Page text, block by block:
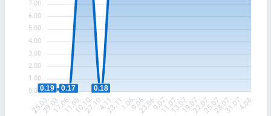
7.00
6.00
5.00
4.00
3.00
2.00
1.00
0.000.19 0.17 0.18
25.03.29.03.17.06.11.08.10.10.27.10.4.11.23.11.1.06.9.06.23.06.9.07.11.07.13.07.19.07.22.07.25.07.28.07.31.07.4.08.